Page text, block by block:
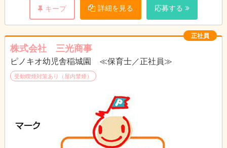
キープ 詳細を見る 応募する
正社員
株式会社 三光商事
ピノキオ幼児舎稲城園 ≪保育士／正社員≫
受動喫煙対策あり（屋内禁煙）